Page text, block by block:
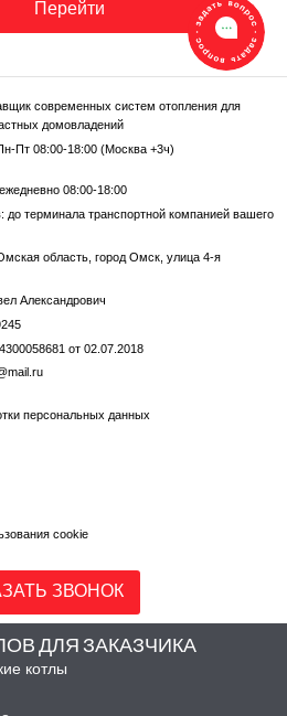
современных систем отопления для
домовладений
Пт 08:00-18:00 (Москва +3ч)
08:00-18:00
до терминала транспортной компанией вашего
область, город Омск, улица 4-я
Александрович
от 02.07.2018
персональных данных
cookie
ЗВОНОК
ДЛЯ ЗАКАЗЧИКА
котлы